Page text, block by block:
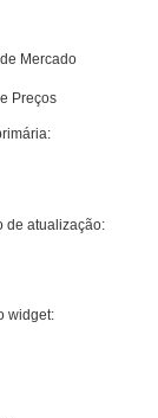
Mercado
Preços
de atualização:
widget: